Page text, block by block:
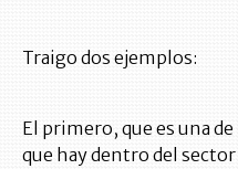
Traigo dos ejemplos:
El primero, que es una
que hay dentro del